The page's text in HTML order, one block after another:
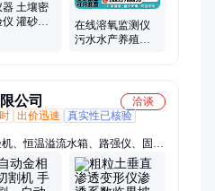
器 土壤密
仪 灌砂法
在线溶氧监测仪
污水水产养殖溶
公司
洽谈
出价迅速
真实性已核验
、恒温溢流水箱、路强仪、固结
抗渗仪、水泥检测仪、稳定度试
仪器、数显砂浆渗透仪、土工布